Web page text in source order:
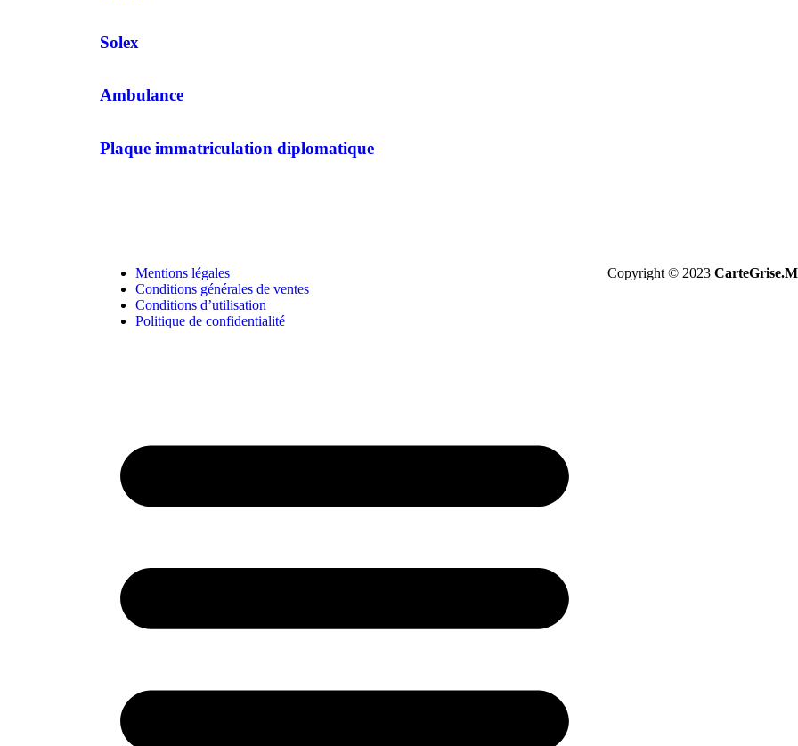
Solex
Ambulance
Plaque immatriculation diplomatique
Mentions légales
Conditions générales de ventes
Conditions d’utilisation
Politique de confidentialité
Copyright © 2023